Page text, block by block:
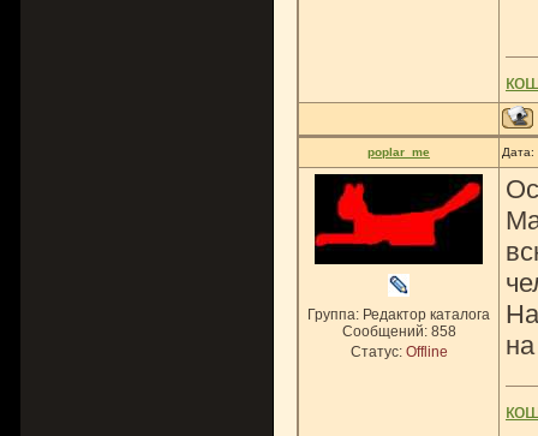
poplar_me Дата:
Группа: Редактор каталога
Сообщений: 858
Статус: Offline